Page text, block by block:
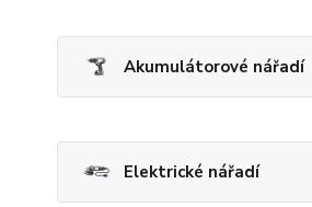
Akumulátorové nářadí
Elektrické nářadí